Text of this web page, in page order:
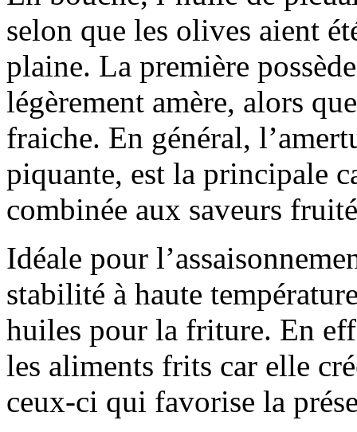
selon que les olives aient
plaine. La première
légèrement amère, alors
fraiche. En général,
piquante, est la principale
combinée aux saveurs
Idéale pour
stabilité à haute
huiles pour la friture. En
les aliments frits car elle
ceux-ci qui favorise la